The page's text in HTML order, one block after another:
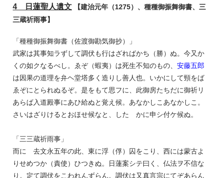
4 日蓮聖人遺文 【建治元年（1275）、種種御振舞御書、三
三蔵祈雨事】
「種種御振舞御書（佐渡御勘気御抄）」
武家は其事知ラずして調伏も行はざればかち（勝）ぬ。今又か
くの如クなるべし。ゑぞ（蝦夷）は死生不知のもの、安藤五郎
は因果の道理を弁ヘ堂塔多く造りし善人也。いかにして頸をば
ゑぞにとられぬるぞ。是をもて思フに、此御房たちだに御祈リ
あらば入道殿事にあひ給ぬと覚え候。あなかしこあなかしこ。
さいはざりけるとおほせ候なと、したゝかに申シ付ケ候ぬ。
「三三蔵祈雨事」
而に 去文永五年の此、東に浮（俘）囚をこり、西には蒙古よ
りせめつか（責使）ひつきぬ。日蓮案シテ曰く、仏法ヲ不信な
り。定て調伏をこわれんずらん。調伏は又真言宗にてぞあらん